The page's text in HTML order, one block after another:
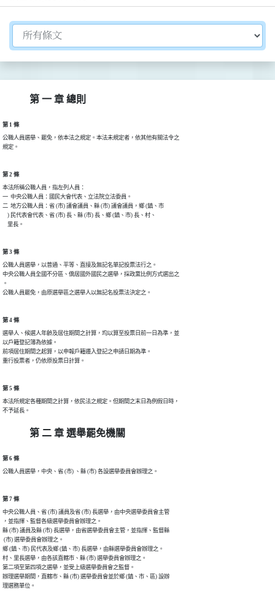
切換選擇法規資訊內容
第 一 章 總則
第 1 條
公職人員選舉、罷免，依本法之規定。本法未規定者，依其他有關法令之
規定。
第 2 條
本法所稱公職人員，指左列人員：
一  中央公職人員：國民大會代表、立法院立法委員。
二  地方公職人員：省 (市) 議會議員、縣 (市) 議會議員，鄉 (鎮、市
    ) 民代表會代表、省 (市) 長、縣 (市) 長、鄉 (鎮、市) 長、村、
    里長。
第 3 條
公職人員選舉，以普通、平等、直接及無記名單記投票法行之。
中央公職人員全國不分區、僑居國外國民之選舉，採政黨比例方式選出之
。
公職人員罷免，由原選舉區之選舉人以無記名投票法決定之。
第 4 條
選舉人、候選人年齡及居住期間之計算，均以算至投票日前一日為準，並
以戶籍登記簿為依據。
前項居住期間之起算，以申報戶籍遷入登記之申請日期為準。
重行投票者，仍依原投票日計算。
第 5 條
本法所規定各種期間之計算，依民法之規定。但期間之末日為例假日時，
不予延長。
第 二 章 選舉罷免機關
第 6 條
公職人員選舉，中央、省 (市) 、縣 (市) 各設選舉委員會辦理之。
第 7 條
中央公職人員、省 (市) 議員及省 (市) 長選舉，由中央選舉委員會主管
，並指揮、監督各級選舉委員會辦理之。
縣 (市) 議員及縣 (市) 長選舉，由省選舉委員會主管，並指揮、監督縣
(市) 選舉委員會辦理之。
鄉 (鎮、市) 民代表及鄉 (鎮、市) 長選舉，由縣選舉委員會辦理之。
村、里長選舉，由各該直轄市、縣 (市) 選舉委員會辦理之。
第二項至第四項之選舉，並受上級選舉委員會之監督。
辦理選舉期間，直轄市、縣 (市) 選舉委員會並於鄉 (鎮、市、區) 設辦
理選務單位。